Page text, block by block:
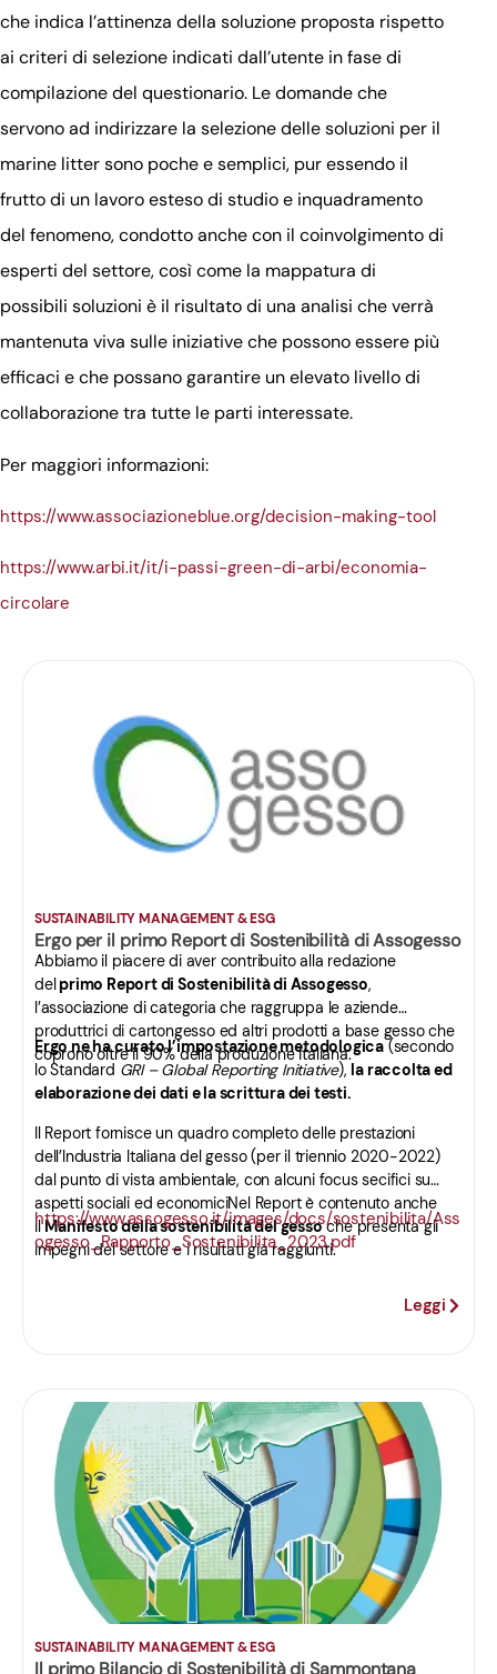
che indica l’attinenza della soluzione proposta rispetto
ai criteri di selezione indicati dall’utente in fase di
compilazione del questionario. Le domande che
servono ad indirizzare la selezione delle soluzioni per il
marine litter sono poche e semplici, pur essendo il
frutto di un lavoro esteso di studio e inquadramento
del fenomeno, condotto anche con il coinvolgimento di
esperti del settore, così come la mappatura di
possibili soluzioni è il risultato di una analisi che verrà
mantenuta viva sulle iniziative che possono essere più
efficaci e che possano garantire un elevato livello di
collaborazione tra tutte le parti interessate.
Per maggiori informazioni:
https://www.associazioneblue.org/decision-making-tool
https://www.arbi.it/it/i-passi-green-di-arbi/economia-
circolare
SUSTAINABILITY MANAGEMENT & ESG
Ergo per il primo Report di Sostenibilità di Assogesso
Abbiamo il piacere di aver contribuito alla redazione
delprimo Report di Sostenibilità di Assogesso,
l’associazione di categoria che raggruppa le aziende
produttrici di cartongesso ed altri prodotti a base gesso che
coprono oltre il 90% della produzione italiana.
Ergo ne ha curato l’impostazione metodologica(secondo
lo Standard GRI – Global Reporting Initiative), la raccolta ed
elaborazione dei dati e la scrittura dei testi.
Il Report fornisce un quadro completo delle prestazioni
dell’Industria Italiana del gesso (per il triennio 2020-2022)
dal punto di vista ambientale, con alcuni focus secifici su
aspetti sociali ed economiciNel Report è contenuto anche
ilManifesto della sostenibilità del gessoche presenta gli
impegni del settore e i risultati già raggiunti.
https://www.assogesso.it/images/docs/sostenibilita/Ass
ogesso_Rapporto_Sostenibilita_2023.pdf
Leggi
SUSTAINABILITY MANAGEMENT & ESG
Il primo Bilancio di Sostenibilità di Sammontana